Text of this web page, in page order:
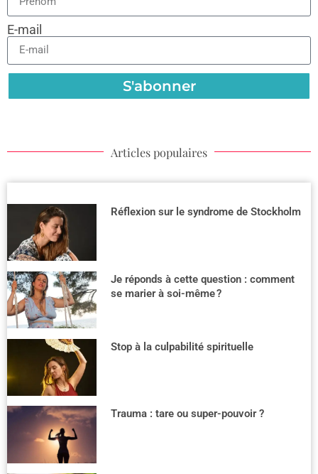
E-mail
S'abonner
Articles populaires
Réflexion sur le syndrome de Stockholm
Je réponds à cette question : comment
se marier à soi-même ?
Stop à la culpabilité spirituelle
Trauma : tare ou super-pouvoir ?